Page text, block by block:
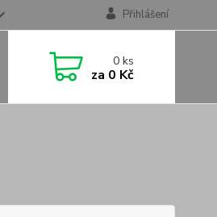
Přihlášení
0ks
za 0 Kč